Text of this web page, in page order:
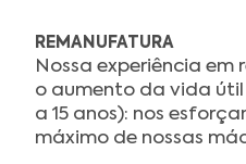
REMANUFATURA
Nossa experiência
o aumento da vida
a 15 anos): nos
máximo de nossas